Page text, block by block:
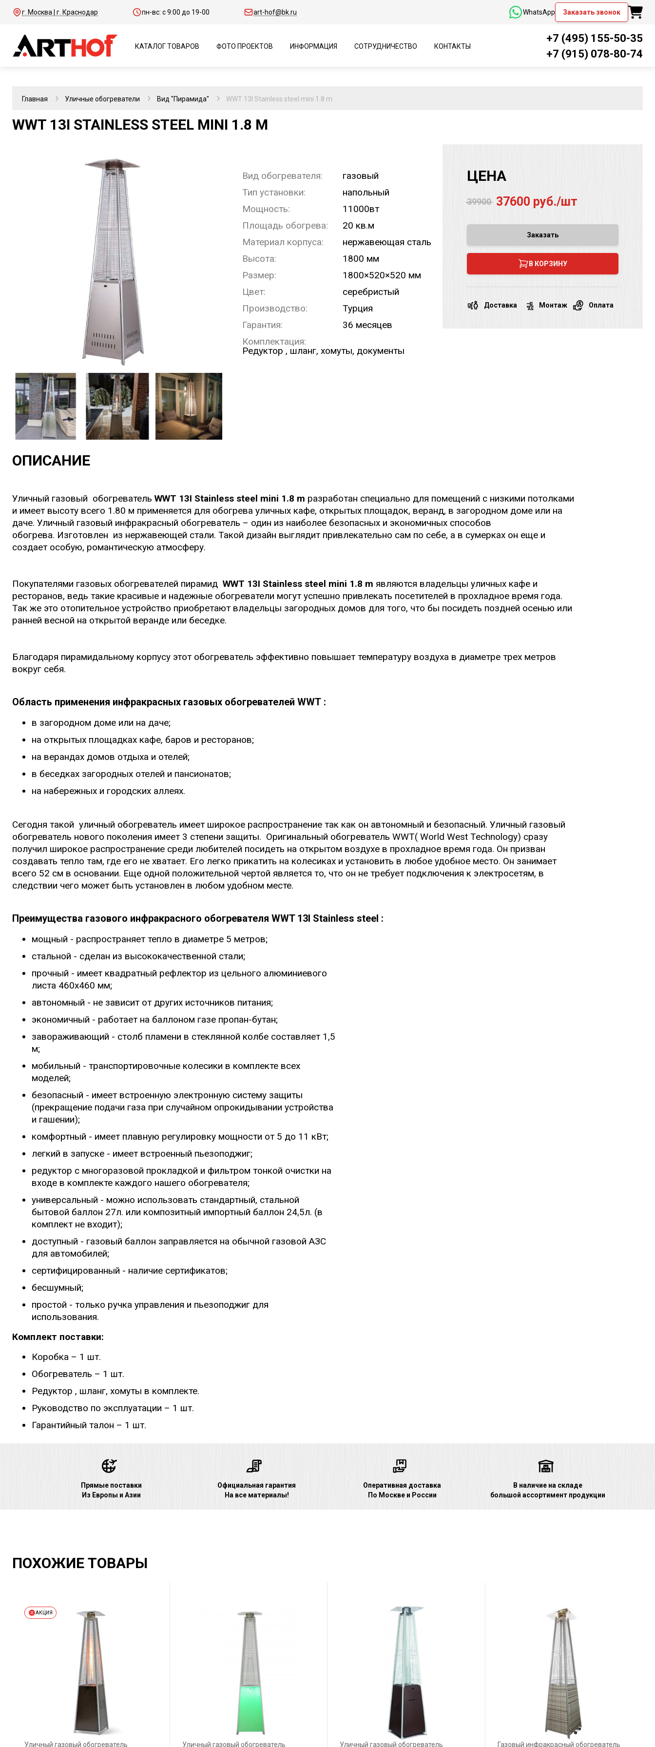
г. Москва | г. Краснодар пн-вс: с 9:00 до 19-00 art-hof@bk.ru WhatsApp Заказать звонок
КАТАЛОГ ТОВАРОВ ФОТО ПРОЕКТОВ ИНФОРМАЦИЯ СОТРУДНИЧЕСТВО КОНТАКТЫ
+7 (495) 155-50-35
+7 (915) 078-80-74
Главная Уличные обогреватели Вид "Пирамида" WWT 13I Stainless steel mini 1.8 m
WWT 13I STAINLESS STEEL MINI 1.8 M
Вид обогревателя:
газовый
Тип установки:
напольный
Мощность:
11000вт
Площадь обогрева:
20 кв.м
Материал корпуса:
нержавеющая сталь
Высота:
1800 мм
Размер:
1800×520×520 мм
Цвет:
серебристый
Производство:
Турция
Гарантия:
36 месяцев
Комплектация:
Редуктор , шланг, хомуты, документы
ЦЕНА
39900 37600 руб./шт
Заказать
В КОРЗИНУ
Доставка Монтаж Оплата
ОПИСАНИЕ
Уличный газовый обогреватель WWT 13I Stainless steel mini 1.8 m разработан специально для помещений с низкими потолками
и имеет высоту всего 1.80 м применяется для обогрева уличных кафе, открытых площадок, веранд, в загородном доме или на
даче. Уличный газовый инфракрасный обогреватель – один из наиболее безопасных и экономичных способов
обогрева. Изготовлен из нержавеющей стали. Такой дизайн выглядит привлекательно сам по себе, а в сумерках он еще и
создает особую, романтическую атмосферу.
Покупателями газовых обогревателей пирамид WWT 13I Stainless steel mini 1.8 m являются владельцы уличных кафе и
ресторанов, ведь такие красивые и надежные обогреватели могут успешно привлекать посетителей в прохладное время года.
Так же это отопительное устройство приобретают владельцы загородных домов для того, что бы посидеть поздней осенью или
ранней весной на открытой веранде или беседке.
Благодаря пирамидальному корпусу этот обогреватель эффективно повышает температуру воздуха в диаметре трех метров
вокруг себя.
Область применения инфракрасных газовых обогревателей WWT :
в загородном доме или на даче;
на открытых площадках кафе, баров и ресторанов;
на верандах домов отдыха и отелей;
в беседках загородных отелей и пансионатов;
на набережных и городских аллеях.
Сегодня такой уличный обогреватель имеет широкое распространение так как он автономный и безопасный. Уличный газовый
обогреватель нового поколения имеет 3 степени защиты. Оригинальный обогреватель WWT( World West Technology) сразу
получил широкое распространение среди любителей посидеть на открытом воздухе в прохладное время года. Он призван
создавать тепло там, где его не хватает. Его легко прикатить на колесиках и установить в любое удобное место. Он занимает
всего 52 см в основании. Еще одной положительной чертой является то, что он не требует подключения к электросетям, в
следствии чего может быть установлен в любом удобном месте.
Преимущества газового инфракрасного обогревателя WWT 13I Stainless steel :
мощный - распространяет тепло в диаметре 5 метров;
стальной - сделан из высококачественной стали;
прочный - имеет квадратный рефлектор из цельного алюминиевого
листа 460x460 мм;
автономный - не зависит от других источников питания;
экономичный - работает на баллоном газе пропан-бутан;
завораживающий - столб пламени в стеклянной колбе составляет 1,5
м;
мобильный - транспортировочные колесики в комплекте всех
моделей;
безопасный - имеет встроенную электронную систему защиты
(прекращение подачи газа при случайном опрокидывании устройства
и гашении);
комфортный - имеет плавную регулировку мощности от 5 до 11 кВт;
легкий в запуске - имеет встроенный пьезоподжиг;
редуктор с многоразовой прокладкой и фильтром тонкой очистки на
входе в комплекте каждого нашего обогревателя;
универсальный - можно использовать стандартный, стальной
бытовой баллон 27л. или композитный импортный баллон 24,5л. (в
комплект не входит);
доступный - газовый баллон заправляется на обычной газовой АЗС
для автомобилей;
сертифицированный - наличие сертификатов;
бесшумный;
простой - только ручка управления и пьезоподжиг для
использования.
Комплект поставки:
Коробка – 1 шт.
Обогреватель – 1 шт.
Редуктор , шланг, хомуты в комплекте.
Руководство по эксплуатации – 1 шт.
Гарантийный талон – 1 шт.
Прямые поставки
Из Европы и Азии
Официальная гарантия
На все материалы!
Оперативная доставка
По Москве и России
В наличие на складе
большой ассортимент продукции
ПОХОЖИЕ ТОВАРЫ
АКЦИЯ
Уличный газовый обогреватель Уличный газовый обогреватель Уличный газовый обогреватель Газовый инфракрасный обогреватель